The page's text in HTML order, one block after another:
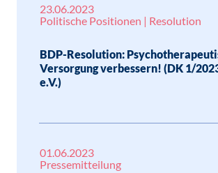
23.06.2023
Politische Positionen | Resolution
BDP-Resolution:
Versorgung verbessern! (DK 1/
e.V.)
01.06.2023
Pressemitteilung